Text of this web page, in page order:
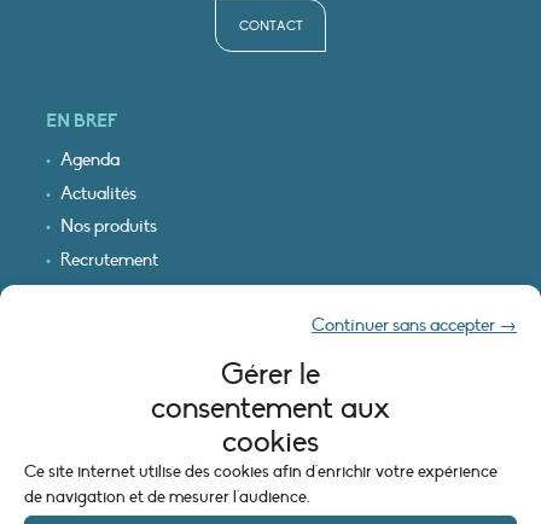
Gérer le
consentement aux
cookies
Ce site internet utilise des cookies afin d'enrichir votre expérience
de navigation et de mesurer l'audience.
Continuer sans accepter →
CONTACT
EN BREF
Agenda
Actualités
Nos produits
Recrutement
INFORMATIONS LÉGALES
Mentions légales
Politique de cookies (UE)